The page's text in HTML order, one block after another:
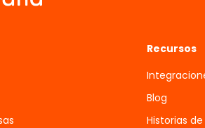
Recursos
Blog
Historias